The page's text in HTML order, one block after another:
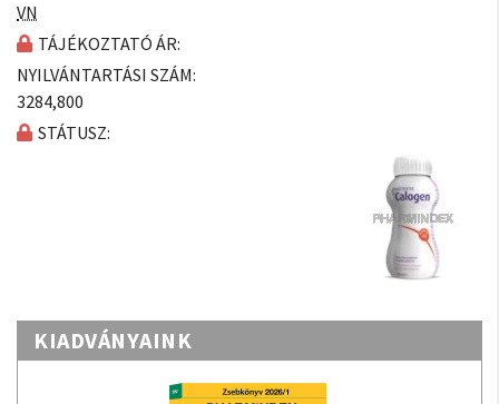
VN
TÁJÉKOZTATÓ ÁR:
NYILVÁNTARTÁSI SZÁM:
3284,800
STÁTUSZ:
KIADVÁNYAINK